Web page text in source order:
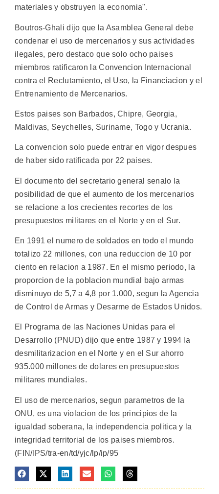
materiales y obstruyen la economia".
Boutros-Ghali dijo que la Asamblea General debe
condenar el uso de mercenarios y sus actividades
ilegales, pero destaco que solo ocho paises
miembros ratificaron la Convencion Internacional
contra el Reclutamiento, el Uso, la Financiacion y el
Entrenamiento de Mercenarios.
Estos paises son Barbados, Chipre, Georgia,
Maldivas, Seychelles, Suriname, Togo y Ucrania.
La convencion solo puede entrar en vigor despues
de haber sido ratificada por 22 paises.
El documento del secretario general senalo la
posibilidad de que el aumento de los mercenarios
se relacione a los crecientes recortes de los
presupuestos militares en el Norte y en el Sur.
En 1991 el numero de soldados en todo el mundo
totalizo 22 millones, con una reduccion de 10 por
ciento en relacion a 1987. En el mismo periodo, la
proporcion de la poblacion mundial bajo armas
disminuyo de 5,7 a 4,8 por 1.000, segun la Agencia
de Control de Armas y Desarme de Estados Unidos.
El Programa de las Naciones Unidas para el
Desarrollo (PNUD) dijo que entre 1987 y 1994 la
desmilitarizacion en el Norte y en el Sur ahorro
935.000 millones de dolares en presupuestos
militares mundiales.
El uso de mercenarios, segun parametros de la
ONU, es una violacion de los principios de la
igualdad soberana, la independencia politica y la
integridad territorial de los paises miembros.
(FIN/IPS/tra-en/td/yjc/lp/ip/95